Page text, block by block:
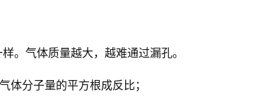
。气体质量越大，越难通过漏孔。
分子量的平方根成反比；